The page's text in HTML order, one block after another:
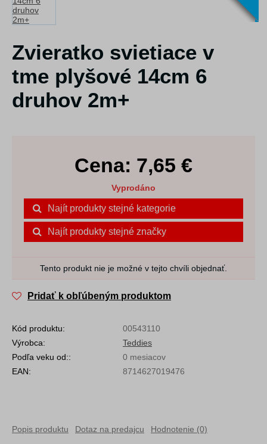
Zvieratko svietiace v
tme plyšové 14cm 6
druhov 2m+
Cena: 7,65 €
Vyprodáno
Najít produkty stejné kategorie
Najít produkty stejné značky
Tento produkt nie je možné v tejto chvíli objednať.
Pridať k obľúbeným produktom
Kód produktu:
00543110
Výrobca:
Teddies
Podľa veku od::
0 mesiacov
EAN:
8714627019476
Popis produktu Dotaz na predajcu Hodnotenie (0)